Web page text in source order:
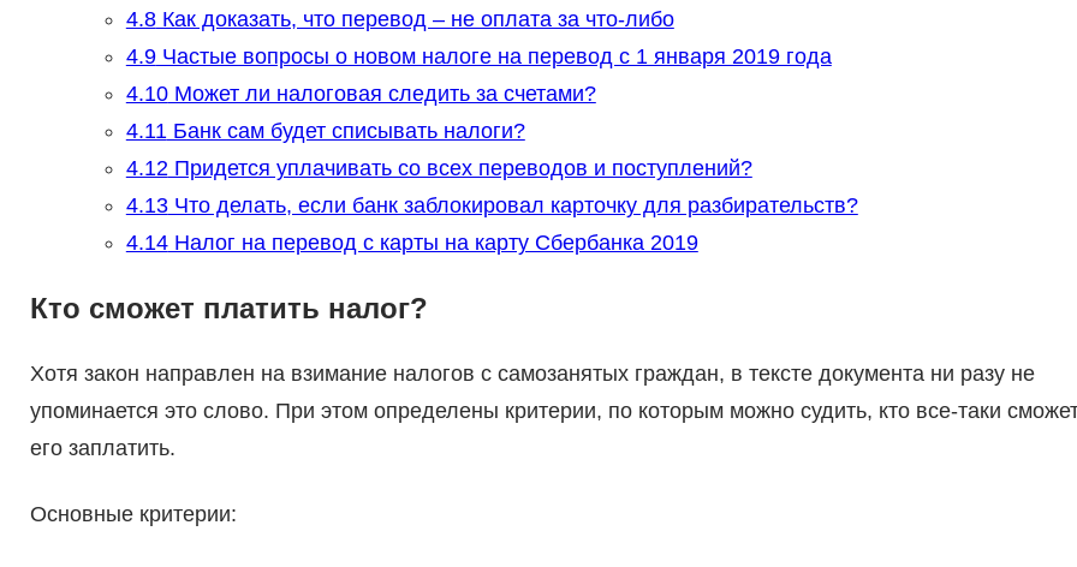
4.8Как доказать, что перевод – не оплата за что-либо
4.9Частые вопросы о новом налоге на перевод с 1 января 2019 года
4.10Может ли налоговая следить за счетами?
4.11Банк сам будет списывать налоги?
4.12Придется уплачивать со всех переводов и поступлений?
4.13Что делать, если банк заблокировал карточку для разбирательств?
4.14Налог на перевод с карты на карту Сбербанка 2019
Кто сможет платить налог?
Хотя закон направлен на взимание налогов с самозанятых граждан, в тексте документа ни разу не
упоминается это слово. При этом определены критерии, по которым можно судить, кто все-таки
его заплатить.
Основные критерии: